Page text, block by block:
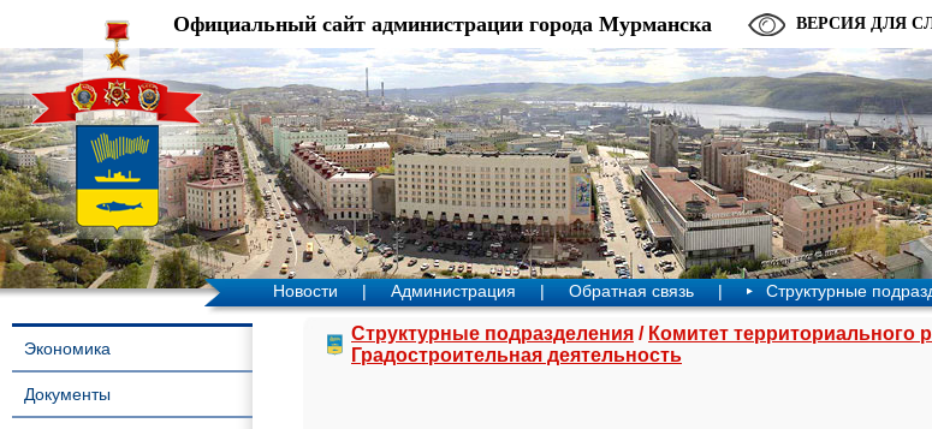
Официальный сайт администрации города Мурманска ВЕРСИЯ ДЛЯ
Новости | Администрация | Обратная связь | Структурные
Экономика
Документы
Структурные подразделения / Комитет территориального
Градостроительная деятельность